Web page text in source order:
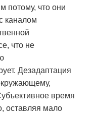
потому, что они
каналом
что не
Дезадаптация
время
оставляя мало